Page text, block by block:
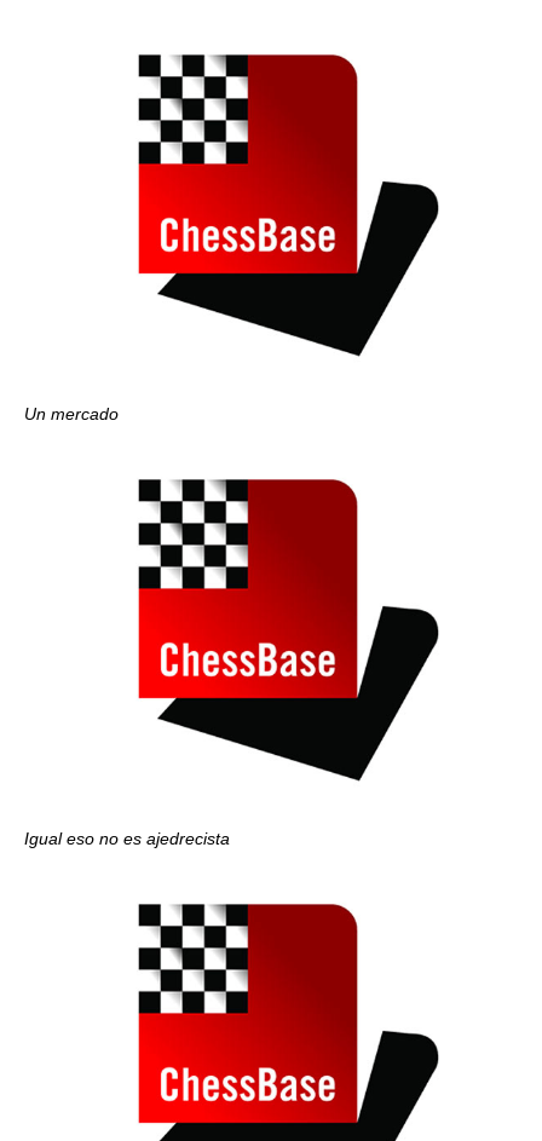
Un mercado
Igual eso no es ajedrecista